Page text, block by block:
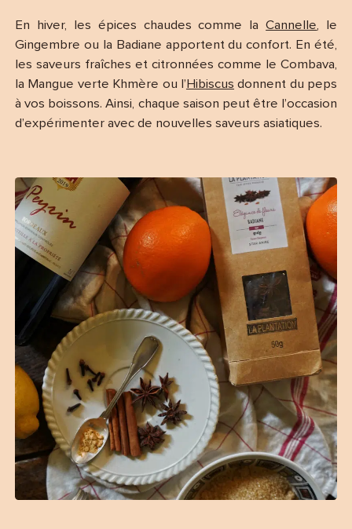
En hiver, les épices chaudes comme laCannelle, le
Gingembre ou la Badiane apportent du confort. En été,
les saveurs fraîches et citronnées comme le Combava,
la Mangue verte Khmère ou l’ Hibiscus donnent du peps
à vos boissons. Ainsi, chaque saison peut être l’occasion
d’expérimenter avec de nouvelles saveurs asiatiques.